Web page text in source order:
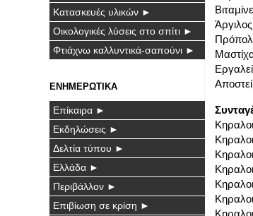
Κατασκευές υλικών ►
Οικολογικές λύσεις στο σπίτι ►
Φτιάχνω καλλυντικά-σαπούνι ►
ΕΝΗΜΕΡΩΤΙΚΑ
Επίκαιρα ►
Εκδηλώσεις ►
Δελτία τύπου ►
Ελλάδα ►
Περιβάλλον ►
Επιβίωση σε κρίση ►